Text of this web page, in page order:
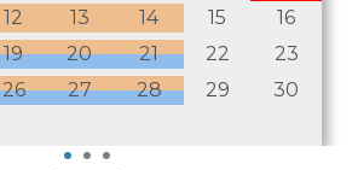
12 13 14 15
16
19 20 21 22
23
26 27 28 29
30
16 17 18 19
20
23 24 25 26
27
30
14 15 16 17
18
21 22 23 24
25
28 29 30 31
1 2